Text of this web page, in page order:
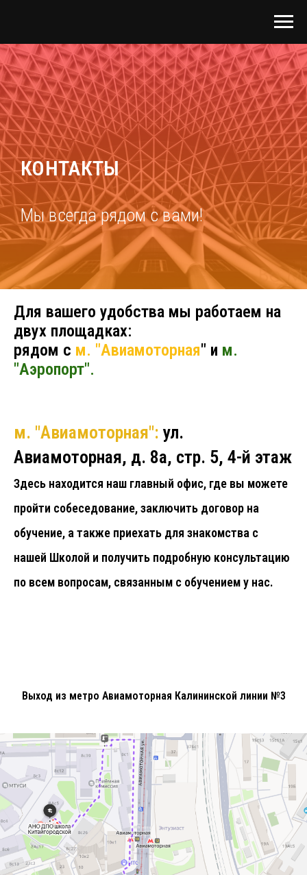
КОНТАКТЫ
Мы всегда рядом с вами!
Для вашего удобства мы работаем на
двух площадках:
рядом с м. "Авиамоторная" и м.
"Аэропорт".
м. "Авиамоторная": ул.
Авиамоторная, д. 8а, стр. 5, 4-й этаж
Здесь находится наш главный офис, где вы можете
пройти собеседование, заключить договор на
обучение, а также приехать для знакомства с
нашей Школой и получить подробную консультацию
по всем вопросам, связанным с обучением у нас.
Выход из метро Авиамоторная Калининской линии №3